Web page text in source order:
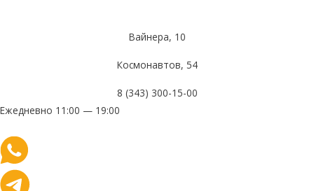
Вайнера, 10
Космонавтов, 54
8 (343) 300-15-00
Ежедневно 11:00 — 19:00